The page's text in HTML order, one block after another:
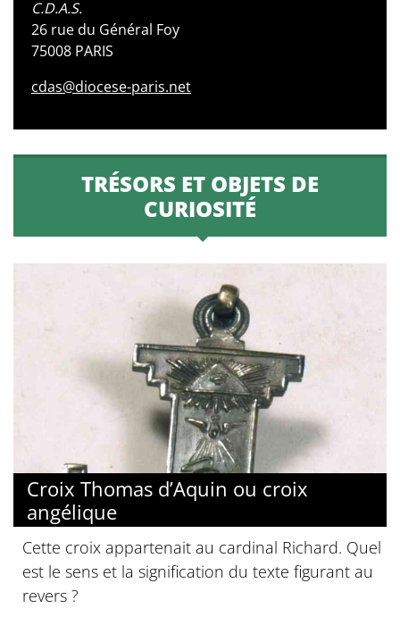
C.D.A.S.
26 rue du Général Foy
75008 PARIS
cdas@diocese-paris.net
TRÉSORS ET OBJETS DE
CURIOSITÉ
Croix Thomas d’Aquin ou croix
angélique
Cette croix appartenait au cardinal Richard. Quel
est le sens et la signification du texte figurant au
revers ?